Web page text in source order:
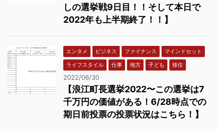
しの選挙戦9日目！！そして本日で
2022年も上半期終了！！】
エンタメ ビジネス ファイナンス
マインドセット
ライフスタイル
仕事 地方 子ども 移住
2022/06/30
【浪江町長選挙2022〜この選挙は7
千万円の価値がある！6/28時点での
期日前投票の投票状況はこちら！】